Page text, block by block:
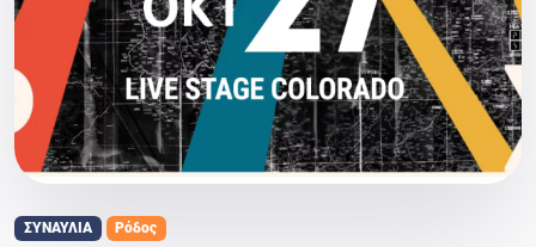
ΣΥΝΑΥΛΙΑ Ρόδος